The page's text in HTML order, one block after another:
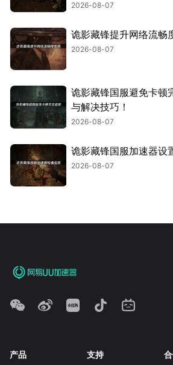
2026-08-07
诡影藏锋提升网络流畅
2026-08-07
诡影藏锋国服避免卡顿
与解决技巧！
2026-08-07
诡影藏锋国服加速器设
2026-08-07
产品 支持